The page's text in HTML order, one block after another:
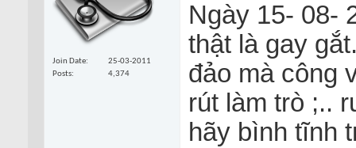
Join Date
25-03-2011
Posts
4,374
Ngày 15- 08-
thật là gay
đảo mà công
rút làm trò ;..
hãy bình tĩnh